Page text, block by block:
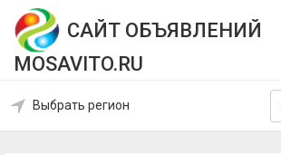
САЙТ ОБЪЯВЛЕНИЙ
MOSAVITO.RU
Выбрать регион